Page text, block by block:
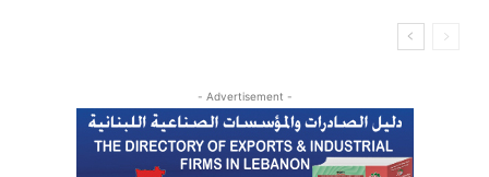
- Advertisement -